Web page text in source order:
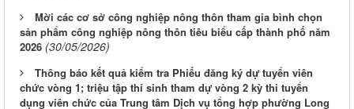
Mời các cơ sở công nghiệp nông thôn tham gia bình chọn
sản phẩm công nghiệp nông thôn tiêu biểu cấp thành phố năm
2026 (30/05/2026)
Thông báo kết quả kiểm tra Phiếu đăng ký dự tuyển viên
chức vòng 1; triệu tập thí sinh tham dự vòng 2 kỳ thi tuyển
dụng viên chức của Trung tâm Dịch vụ tổng hợp phường Long